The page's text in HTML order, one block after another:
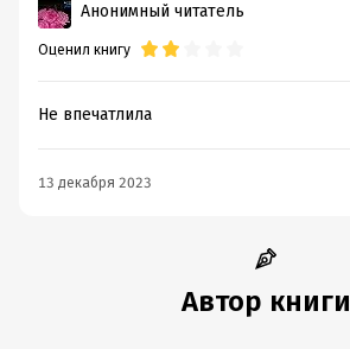
Анонимный читатель
Оценил книгу
Не впечатлила
13 декабря 2023
Автор книги